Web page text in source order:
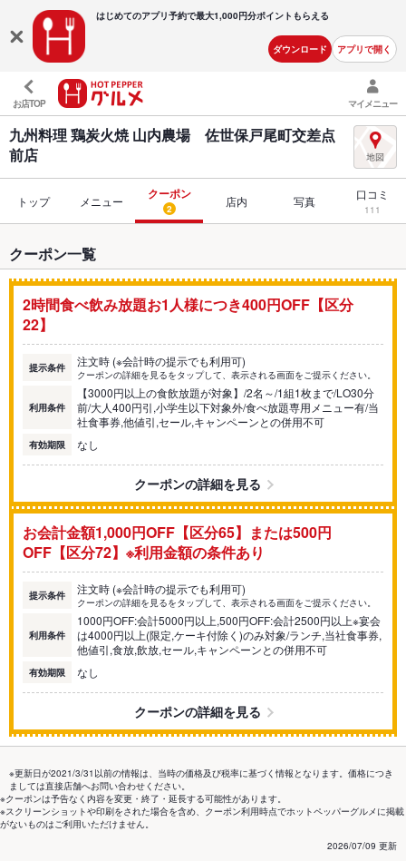
はじめてのアプリ予約で最大1,000円分ポイントもらえる
ダウンロード アプリで開く
お店TOP マイメニュー
九州料理 鶏炭火焼 山内農場 佐世保戸尾町交差点
前店
トップ メニュー クーポン
2 店内 写真 口コミ
111
クーポン一覧
2時間食べ飲み放題お1人様につき400円OFF【区分
22】
提示条件 注文時 (※会計時の提示でも利用可)
クーポンの詳細を見るをタップして、表示される画面をご提示ください。
利用条件
【3000円以上の食飲放題が対象】/2名～/1組1枚まで/LO30分
前/大人400円引,小学生以下対象外/食べ放題専用メニュー有/当
社食事券,他値引,セール,キャンペーンとの併用不可
有効期限 なし
クーポンの詳細を見る
お会計金額1,000円OFF【区分65】または500円
OFF【区分72】※利用金額の条件あり
提示条件 注文時 (※会計時の提示でも利用可)
クーポンの詳細を見るをタップして、表示される画面をご提示ください。
利用条件
1000円OFF:会計5000円以上,500円OFF:会計2500円以上※宴会
は4000円以上(限定,ケーキ付除く)のみ対象/ランチ,当社食事券,
他値引,食放,飲放,セール,キャンペーンとの併用不可
有効期限 なし
クーポンの詳細を見る
※更新日が2021/3/31以前の情報は、当時の価格及び税率に基づく情報となります。価格につき
ましては直接店舗へお問い合わせください。
※クーポンは予告なく内容を変更・終了・延長する可能性があります。
※スクリーンショットや印刷をされた場合を含め、クーポン利用時点でホットペッパーグルメに掲載
がないものはご利用いただけません。
2026/07/09 更新